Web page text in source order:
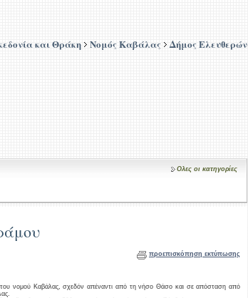
και Θράκη Νομός Καβάλας Δήμος Ελευθερών
Ολες οι κατηγορίες
προεπισκόπηση εκτύπωσης
νομού Καβάλας, σχεδόν απέναντι από τη νήσο Θάσο και σε απόσταση από